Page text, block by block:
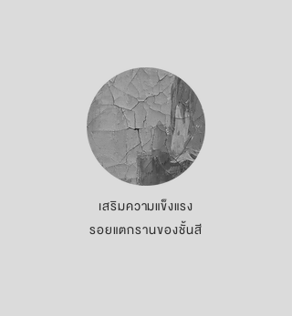
เสริมความแข็งแรง
รอยแตกรานของชั้นสี